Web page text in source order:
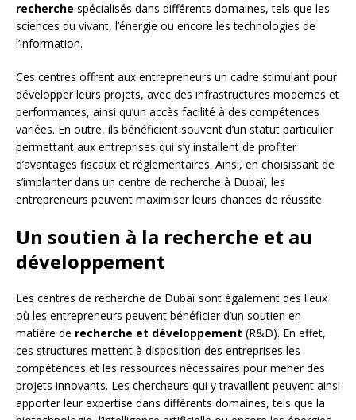
recherche spécialisés dans différents domaines, tels que les
sciences du vivant, l’énergie ou encore les technologies de
l’information.
Ces centres offrent aux entrepreneurs un cadre stimulant pour
développer leurs projets, avec des infrastructures modernes et
performantes, ainsi qu’un accès facilité à des compétences
variées. En outre, ils bénéficient souvent d’un statut particulier
permettant aux entreprises qui s’y installent de profiter
d’avantages fiscaux et réglementaires. Ainsi, en choisissant de
s’implanter dans un centre de recherche à Dubaï, les
entrepreneurs peuvent maximiser leurs chances de réussite.
Un soutien à la recherche et au
développement
Les centres de recherche de Dubaï sont également des lieux
où les entrepreneurs peuvent bénéficier d’un soutien en
matière de recherche et développement (R&D). En effet,
ces structures mettent à disposition des entreprises les
compétences et les ressources nécessaires pour mener des
projets innovants. Les chercheurs qui y travaillent peuvent ainsi
apporter leur expertise dans différents domaines, tels que la